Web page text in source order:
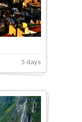
5 days